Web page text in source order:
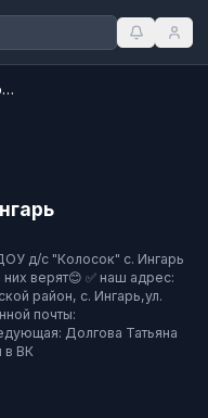
МКДОУ д/с «Колосок» с.Ингарь
д/с "Колосок" с. Ингарь
верят😊 ✅ наш адрес:
район, с. Ингарь,ул.
почты:
Долгова Татьяна
в ВК